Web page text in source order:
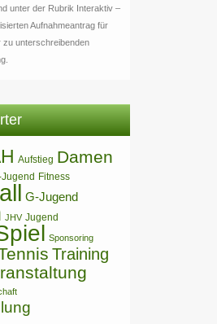
unter der Rubrik Interaktiv –
Aufnahmeantrag für
zu unterschreibenden
Aufstieg Damen
Jugend Fitness
G-Jugend
JHV Jugend
Sponsoring
Training